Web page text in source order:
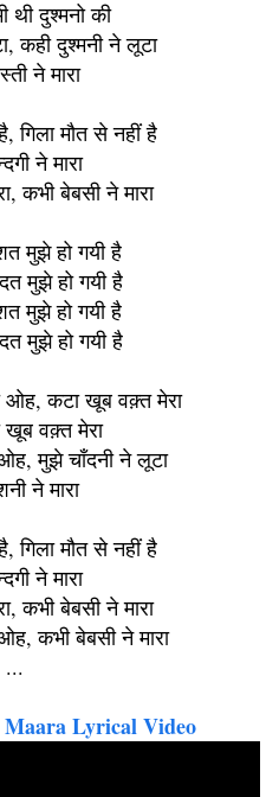
दुश्मनो की
कही दुश्मनी ने लूटा
ने मारा
गिला मौत से नहीं है
ने मारा
कभी बेबसी ने मारा
मुझे हो गयी है
मुझे हो गयी है
मुझे हो गयी है
मुझे हो गयी है
कटा खूब वक़्त मेरा
वक़्त मेरा
मुझे चाँदनी ने लूटा
ने मारा
गिला मौत से नहीं है
ने मारा
कभी बेबसी ने मारा
कभी बेबसी ने मारा
...
Lyrical Video